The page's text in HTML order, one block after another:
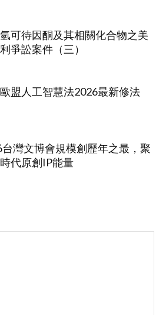
可待因酮及其相關化合物之美
爭訟案件（三）
盟人工智慧法2026最新修法
台灣文博會規模創歷年之最，聚
代原創IP能量